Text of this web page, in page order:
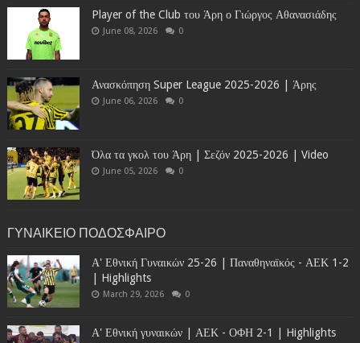
Player of the Club του Άρη ο Γιώργος Αθανασιάδης
June 08, 2026 0
Ανασκόπηση Super League 2025-2026 | Άρης
June 06, 2026 0
Όλα τα γκολ του Άρη | Σεζόν 2025-2026 | Video
June 05, 2026 0
ΓΥΝΑΙΚΕΙΟ ΠΟΔΟΣΦΑΙΡΟ
Α' Εθνική Γυναικών 25-26 | Παναθηναϊκός - ΑΕΚ 1-2
| Highlights
March 29, 2026 0
Α' Εθνική γυναικών | ΑΕΚ - ΟΦΗ 2-1 | Highlights